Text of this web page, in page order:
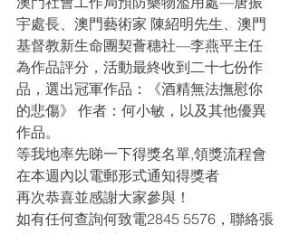
宇處長、澳門藝術家 陳紹明先生、澳門
基督教新生命團契薈穗社—李燕平主任
為作品評分，活動最終收到二十七份作
品，選出冠軍作品：《酒精無法撫慰你
的悲傷》 作者：何小敏，以及其他優異
作品。
等我地率先睇一下得獎名單,領獎流程會
在本週內以電郵形式通知得獎者
再次恭喜並感謝大家參與！
如有任何查詢何致電2845 5576，聯絡張